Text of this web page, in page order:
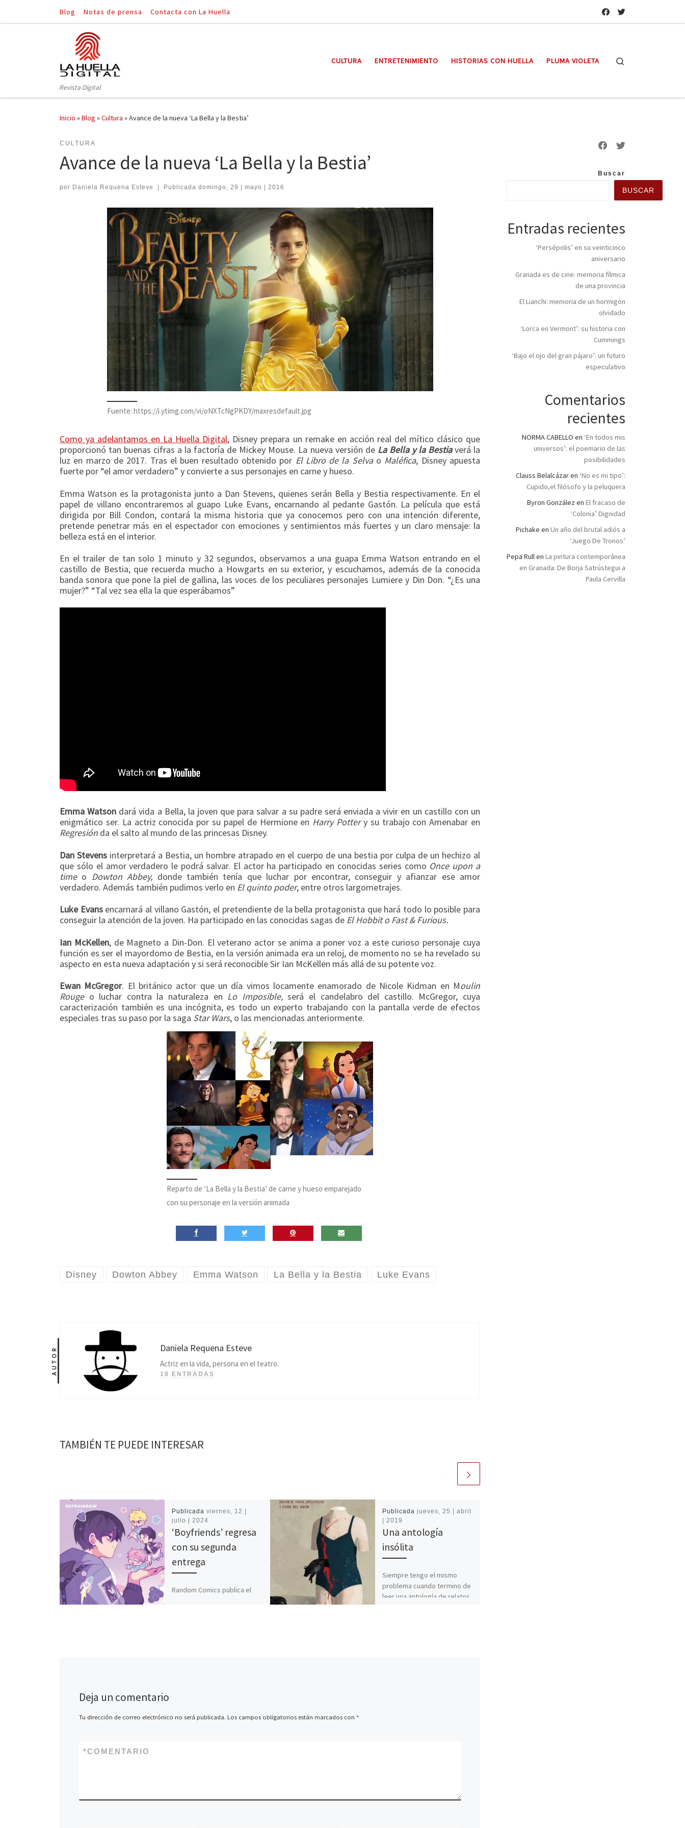
Saltar al contenido
Blog Notas de prensa Contacta con La Huella
Revista Digital
CULTURA ENTRETENIMIENTO HISTORIAS CON HUELLA PLUMA VIOLETA
Inicio »Blog »Cultura »Avance de la nueva ‘La Bella y la Bestia’
CULTURA
Avance de la nueva ‘La Bella y la Bestia’
por Daniela Requena Esteve Publicada domingo, 29 | mayo | 2016
Fuente: https://i.ytimg.com/vi/oNXTcNgPKDY/maxresdefault.jpg
Como ya adelantamos en La Huella Digital, Disney prepara un remake en acción real del mítico clásico que
proporcionó tan buenas cifras a la factoría de Mickey Mouse. La nueva versión de La Bella y la Bestiaverá la
luz en marzo de 2017. Tras el buen resultado obtenido por El Libro de la Selvao Maléfica, Disney apuesta
fuerte por “el amor verdadero” y convierte a sus personajes en carne y hueso.
Emma Watson es la protagonista junto a Dan Stevens, quienes serán Bella y Bestia respectivamente. En el
papel de villano encontraremos al guapo Luke Evans, encarnando al pedante Gastón. La película que está
dirigida por Bill Condon, contará la misma historia que ya conocemos pero con una intención diferente,
pretende penetrar más en el espectador con emociones y sentimientos más fuertes y un claro mensaje: la
belleza está en el interior.
En el trailer de tan solo 1 minuto y 32 segundos, observamos a una guapa Emma Watson entrando en el
castillo de Bestia, que recuerda mucho a Howgarts en su exterior, y escuchamos, además de la conocida
banda sonora que pone la piel de gallina, las voces de los peculiares personajes Lumiere y Din Don. “¿Es una
mujer?” “Tal vez sea ella la que esperábamos”
Emma Watson dará vida a Bella, la joven que para salvar a su padre será enviada a vivir en un castillo con un
enigmático ser. La actriz conocida por su papel de Hermione en Harry Pottery su trabajo con Amenabar en
Regresión da el salto al mundo de las princesas Disney.
Dan Stevens interpretará a Bestia, un hombre atrapado en el cuerpo de una bestia por culpa de un hechizo al
que sólo el amor verdadero le podrá salvar. El actor ha participado en conocidas series como Once upon a
timeo Dowton Abbey, donde también tenía que luchar por encontrar, conseguir y afianzar ese amor
verdadero. Además también pudimos verlo en El quinto poder, entre otros largometrajes.
Luke Evansencarnará al villano Gastón, el pretendiente de la bella protagonista que hará todo lo posible para
conseguir la atención de la joven. Ha participado en las conocidas sagas de El Hobbit o Fast & Furious.
Ian McKellen, de Magneto a Din-Don. El veterano actor se anima a poner voz a este curioso personaje cuya
función es ser el mayordomo de Bestia, en la versión animada era un reloj, de momento no se ha revelado su
aspecto en esta nueva adaptación y si será reconocible Sir Ian McKellen más allá de su potente voz.
Ewan McGregor. El británico actor que un día vimos locamente enamorado de Nicole Kidman en Moulin
Rougeo luchar contra la naturaleza en Lo Imposible,será el candelabro del castillo. McGregor, cuya
caracterización también es una incógnita, es todo un experto trabajando con la pantalla verde de efectos
especiales tras su paso por la saga Star Wars, o las mencionadas anteriormente.
Reparto de ‘La Bella y la Bestia’ de carne y hueso emparejado
con su personaje en la versión animada
Disney Dowton Abbey Emma Watson La Bella y la Bestia Luke Evans
AUTOR Daniela Requena Esteve
Actriz en la vida, persona en el teatro.
18 ENTRADAS
TAMBIÉN TE PUEDE INTERESAR
Publicadaviernes, 12 |
julio | 2024
‘Boyfriends’ regresa
con su segunda
entrega
Random Comics publica el
Publicada jueves, 25 | abril
| 2019
Una antología
insólita
Siempre tengo el mismo
problema cuando termino de
leer una antología de relatos,
Deja un comentario
Tu dirección de correo electrónico no será publicada. Los campos obligatorios están marcados con *
COMENTARIO
*
Buscar
BUSCAR
Entradas recientes
‘Persépolis’ en su veinticinco
aniversario
Granada es de cine: memoria fílmica
de una provincia
El Lianchi: memoria de un hormigón
olvidado
‘Lorca en Vermont’: su historia con
Cummings
‘Bajo el ojo del gran pájaro’: un futuro
especulativo
Comentarios
recientes
NORMA CABELLO en ‘En todos mis
universos’: el poemario de las
posibilidades
Clauss Belalcázaren ‘No es mi tipo’:
Cupido,el filósofo y la peluquera
Byron González en El fracaso de
‘Colonia’ Dignidad
Pichake en Un año del brutal adiós a
‘Juego De Tronos’
Pepa Rullen La pintura contemporánea
en Granada: De Borja Satrústegui a
Paula Cervilla